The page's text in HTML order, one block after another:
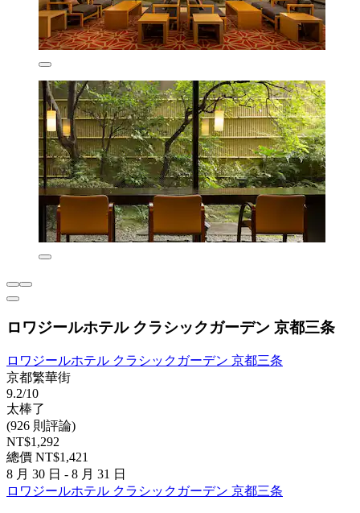
ロワジールホテル クラシックガーデン 京都三条
ロワジールホテル クラシックガーデン 京都三条
京都繁華街
9.2/10
太棒了
(926 則評論)
NT$1,292
總價 NT$1,421
8 月 30 日 - 8 月 31 日
ロワジールホテル クラシックガーデン 京都三条